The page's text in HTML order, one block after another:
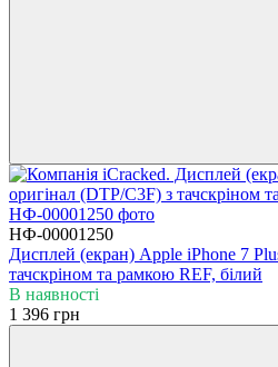
НФ-00001250
Дисплей (екран) Apple iPhone 7
тачскріном та рамкою REF, білий
В наявності
1 396 грн